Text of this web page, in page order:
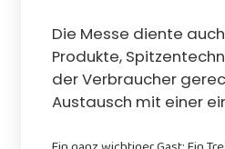
Die Messe diente
Produkte,
der Verbraucher
Austausch mit einer